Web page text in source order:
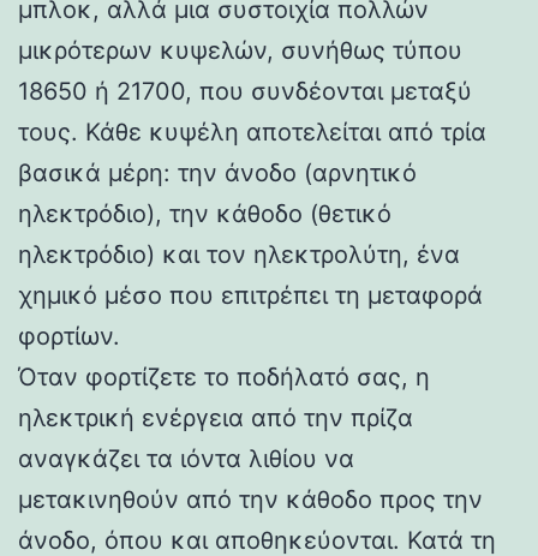
μπλοκ, αλλά μια συστοιχία πολλών
μικρότερων κυψελών, συνήθως τύπου
18650 ή 21700, που συνδέονται μεταξύ
τους. Κάθε κυψέλη αποτελείται από τρία
βασικά μέρη: την άνοδο (αρνητικό
ηλεκτρόδιο), την κάθοδο (θετικό
ηλεκτρόδιο) και τον ηλεκτρολύτη, ένα
χημικό μέσο που επιτρέπει τη μεταφορά
φορτίων.
Όταν φορτίζετε το ποδήλατό σας, η
ηλεκτρική ενέργεια από την πρίζα
αναγκάζει τα ιόντα λιθίου να
μετακινηθούν από την κάθοδο προς την
άνοδο, όπου και αποθηκεύονται. Κατά τη